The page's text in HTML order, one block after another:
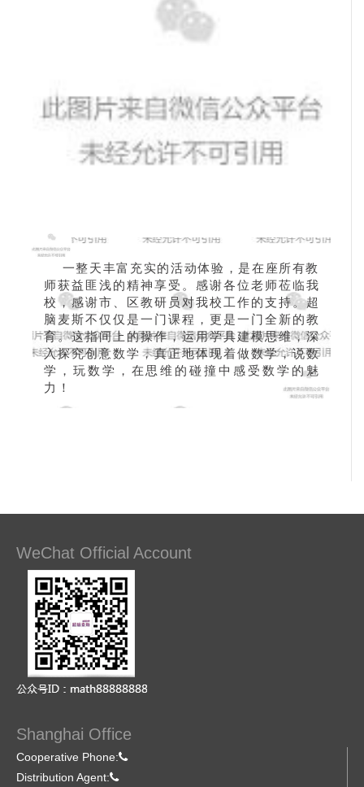
一整天丰富充实的活动体验，是在座所有教
师获益匪浅的精神享受。感谢各位老师莅临我
校，感谢市、区教研员对我校工作的支持。超
脑麦斯不仅仅是一门课程，更是一门全新的教
育。这指间上的操作，运用学具建模思维，深
入探究创意数学，真正地体现着做数学，说数
学，玩数学，在思维的碰撞中感受数学的魅
力！
WeChat Official Account
Shanghai Office
Cooperative Phone:
Distribution Agent: